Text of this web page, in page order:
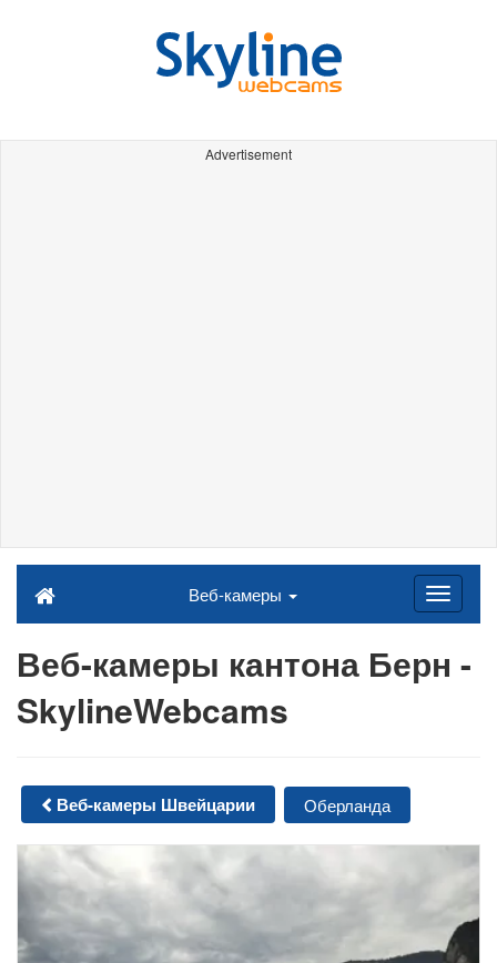
Advertisement
Веб-камеры
Веб-камеры кантона Берн -
SkylineWebcams
Веб-камеры Швейцарии Оберланда